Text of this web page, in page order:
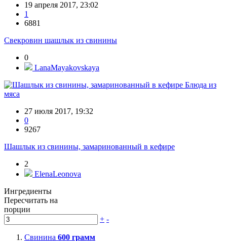
19 апреля 2017, 23:02
1
6881
Свекровин шашлык из свинины
0
LanaMayakovskaya
Блюда из
мяса
27 июля 2017, 19:32
0
9267
Шашлык из свинины, замаринованный в кефире
2
ElenaLeonova
Ингредиенты
Пересчитать на
порции
+ -
Свинина 600 грамм